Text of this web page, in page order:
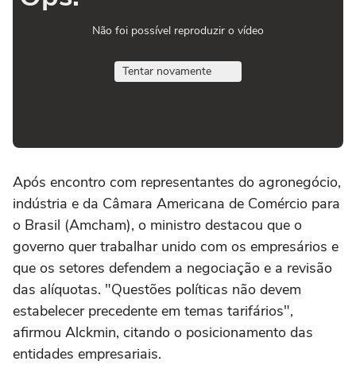
Não foi possível reproduzir o vídeo
Tentar novamente
Após encontro com representantes do agronegócio,
indústria e da Câmara Americana de Comércio para
o Brasil (Amcham), o ministro destacou que o
governo quer trabalhar unido com os empresários e
que os setores defendem a negociação e a revisão
das alíquotas. "Questões políticas não devem
estabelecer precedente em temas tarifários",
afirmou Alckmin, citando o posicionamento das
entidades empresariais.